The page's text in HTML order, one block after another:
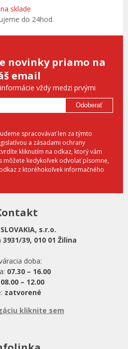
sklade
do 24hod.
novinky priamo na
email
vždy medzi prvými
Odoberať
spracovávať len za týmto
a zásadami ochrany
kliknutím na odkaz, ktorý vám
môžete kedykoľvek odvolať písomne,
z ktoréhokoľvek informačného
SLOVAKIA, s.r.o.
39, 010 01 Žilina
doba:
07.30 – 16.00
08.00 – 12.00
zatvorené
kliknite sem